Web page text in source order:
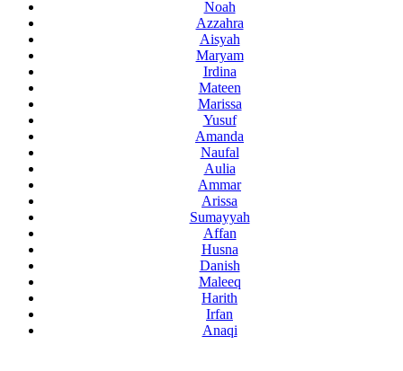
Noah
Azzahra
Aisyah
Maryam
Irdina
Mateen
Marissa
Yusuf
Amanda
Naufal
Aulia
Ammar
Arissa
Sumayyah
Affan
Husna
Danish
Maleeq
Harith
Irfan
Anaqi